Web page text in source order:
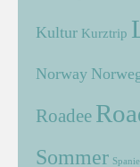
Kultur Kurztrip
Norway
Roadee
Sommer